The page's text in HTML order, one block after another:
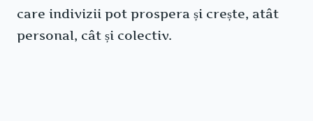
care indivizii pot prospera și crește, atât
personal, cât și colectiv.